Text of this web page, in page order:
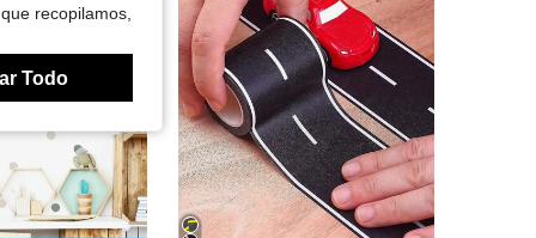
recopilamos,
Todo